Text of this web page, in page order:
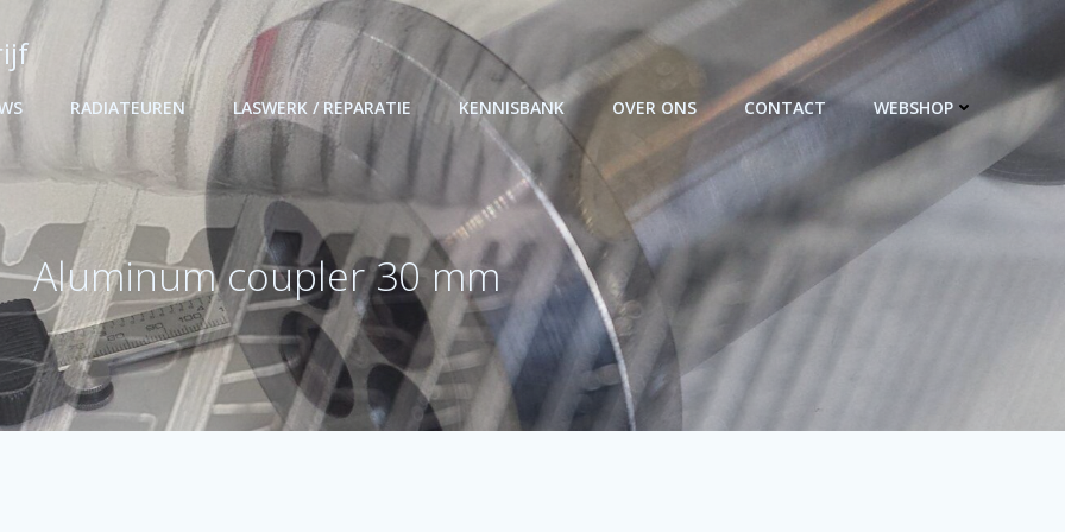
RADIATEUREN LASWERK / REPARATIE KENNISBANK OVER ONS CONTACT WEBSHOP
Aluminum coupler 30 mm